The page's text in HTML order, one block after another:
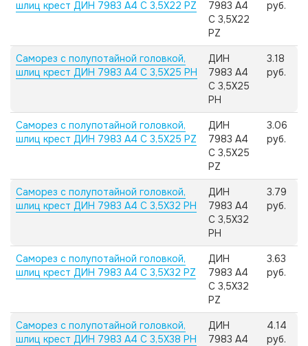
шлиц крест ДИН 7983 А4 C 3,5X22 PZ
7983 А4
C 3,5X22
PZ
руб.
Саморез с полупотайной головкой,
шлиц крест ДИН 7983 А4 C 3,5X25 PH
ДИН
7983 А4
C 3,5X25
PH
3.18
руб.
Саморез с полупотайной головкой,
шлиц крест ДИН 7983 А4 C 3,5X25 PZ
ДИН
7983 А4
C 3,5X25
PZ
3.06
руб.
Саморез с полупотайной головкой,
шлиц крест ДИН 7983 А4 C 3,5X32 PH
ДИН
7983 А4
C 3,5X32
PH
3.79
руб.
Саморез с полупотайной головкой,
шлиц крест ДИН 7983 А4 C 3,5X32 PZ
ДИН
7983 А4
C 3,5X32
PZ
3.63
руб.
Саморез с полупотайной головкой,
шлиц крест ДИН 7983 А4 C 3,5X38 PH
ДИН
7983 А4
4.14
руб.